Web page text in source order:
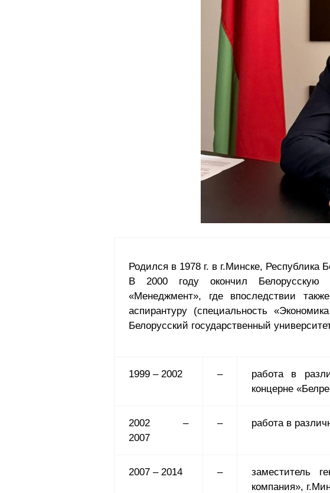
Родился в 1978 г. в г.Минске, Республика
В 2000 году окончил Белорусскую
«Менеджмент», где впоследствии
аспирантуру (специальность
Белорусский государственный
1999 – 2002 –
работа в
концерне
2002 –
2007
– работа в
2007 – 2014 –
заместитель
компания»,